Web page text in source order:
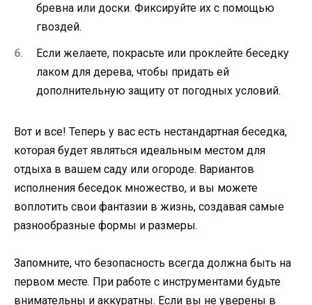
бревна или доски. Фиксируйте их с помощью
гвоздей.
Если желаете, покрасьте или проклейте беседку
лаком для дерева, чтобы придать ей
дополнительную защиту от погодных условий.
Вот и все! Теперь у вас есть нестандартная беседка,
которая будет являться идеальным местом для
отдыха в вашем саду или огороде. Вариантов
исполнения беседок множество, и вы можете
воплотить свои фантазии в жизнь, создавая самые
разнообразные формы и размеры.
Запомните, что безопасность всегда должна быть на
первом месте. При работе с инструментами будьте
внимательны и аккуратны. Если вы не уверены в